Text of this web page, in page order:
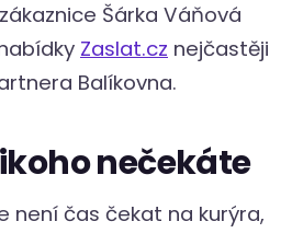
Šárka Váňová
Zaslat.cz nejčastěji
Balíkovna.
nečekáte
není čas čekat na kurýra,